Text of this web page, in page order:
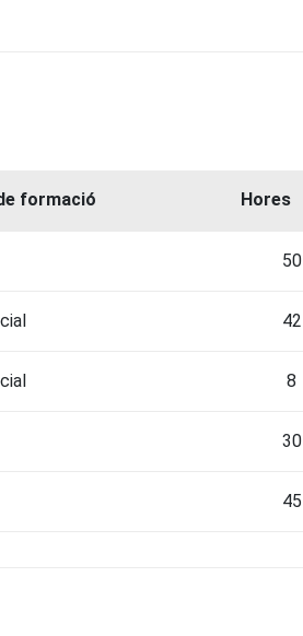
formació Hores
50
42
8
30
45